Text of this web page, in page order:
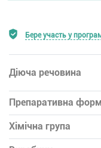
Бере участь у
Діюча речовина
Препаративна
Хімічна група